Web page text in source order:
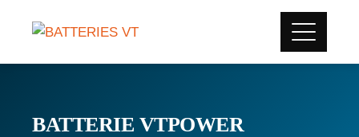
BATTERIE VTPOWER